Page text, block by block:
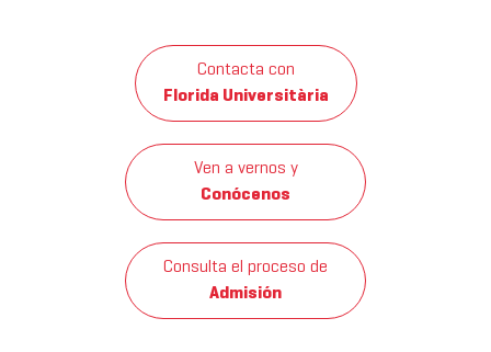
Contacta con
Florida Universitària
Ven a vernos y
Conócenos
Consulta el proceso de
Admisión